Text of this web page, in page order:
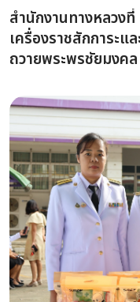
สำนักงานทางหลวง
เครื่องราชสักการะ
ถวายพระพรชัยมงคล
ศรีสินทร มหาวชิราล